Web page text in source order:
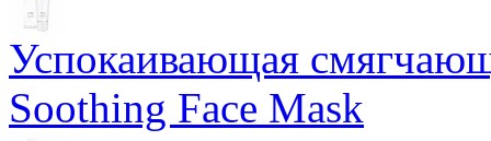
Успокаивающая
Soothing Face Mask